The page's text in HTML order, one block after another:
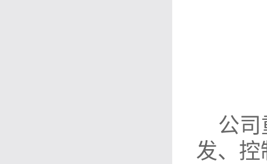
公
发、控